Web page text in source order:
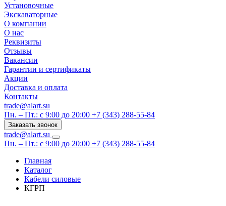
Установочные
Экскаваторные
О компании
О нас
Реквизиты
Отзывы
Вакансии
Гарантии и сертификаты
Акции
Доставка и оплата
Контакты
trade@alart.su
Пн. – Пт.: с 9:00 до 20:00 +7 (343) 288-55-84
Заказать звонок
trade@alart.su
Пн. – Пт.: с 9:00 до 20:00 +7 (343) 288-55-84
Главная
Каталог
Кабели силовые
КГРП